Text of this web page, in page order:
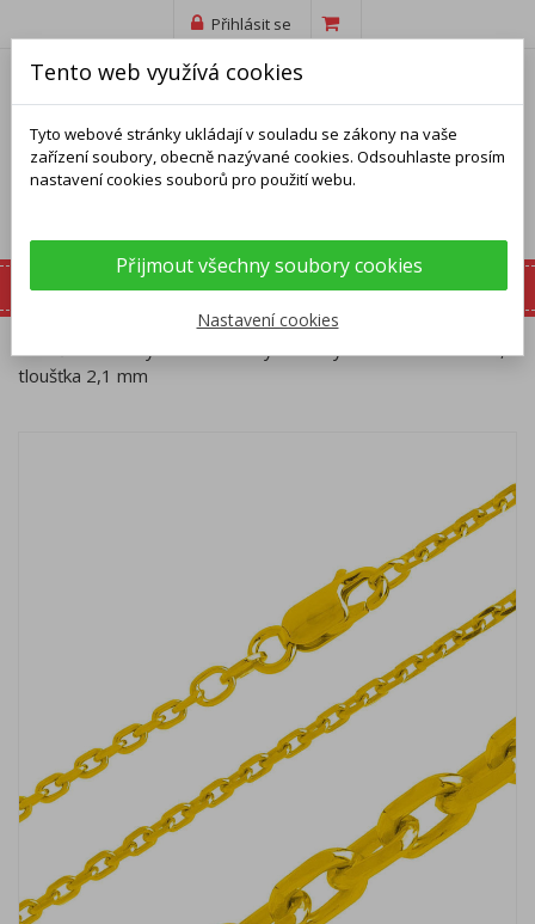
Přihlásit se
Domů Řetízky
Pozlacený stříbrný řetízek - vzor Rolo,
tloušťka 2,1 mm
Tento web využívá cookies
Tyto webové stránky ukládají v souladu se zákony na vaše
zařízení soubory, obecně nazývané cookies. Odsouhlaste prosím
nastavení cookies souborů pro použití webu.
Přijmout všechny soubory cookies
Nastavení cookies